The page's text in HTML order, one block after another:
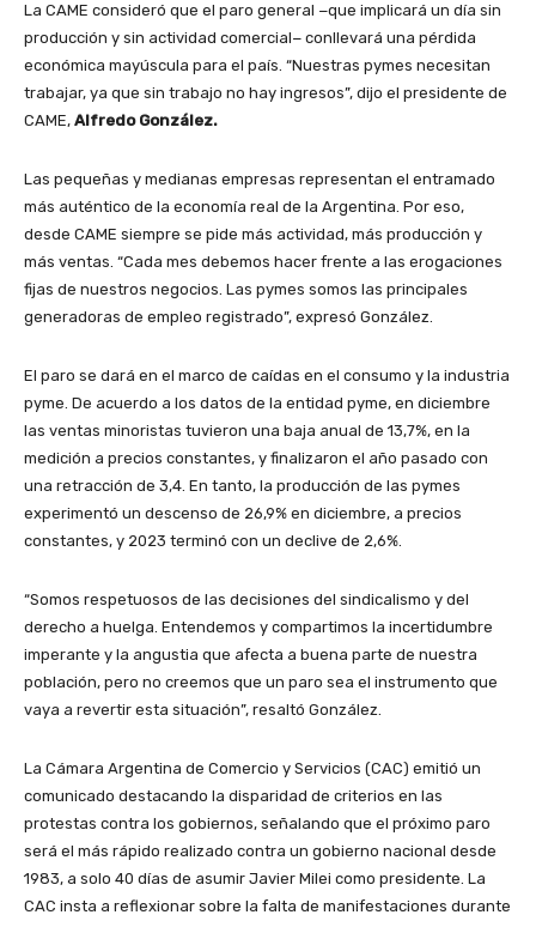
La CAME consideró que el paro general −que implicará un día sin
producción y sin actividad comercial− conllevará una pérdida
económica mayúscula para el país. “Nuestras pymes necesitan
trabajar, ya que sin trabajo no hay ingresos”, dijo el presidente de
CAME, Alfredo González.
Las pequeñas y medianas empresas representan el entramado
más auténtico de la economía real de la Argentina. Por eso,
desde CAME siempre se pide más actividad, más producción y
más ventas. “Cada mes debemos hacer frente a las erogaciones
fijas de nuestros negocios. Las pymes somos las principales
generadoras de empleo registrado”, expresó González.
El paro se dará en el marco de caídas en el consumo y la industria
pyme. De acuerdo a los datos de la entidad pyme, en diciembre
las ventas minoristas tuvieron una baja anual de 13,7%, en la
medición a precios constantes, y finalizaron el año pasado con
una retracción de 3,4. En tanto, la producción de las pymes
experimentó un descenso de 26,9% en diciembre, a precios
constantes, y 2023 terminó con un declive de 2,6%.
“Somos respetuosos de las decisiones del sindicalismo y del
derecho a huelga. Entendemos y compartimos la incertidumbre
imperante y la angustia que afecta a buena parte de nuestra
población, pero no creemos que un paro sea el instrumento que
vaya a revertir esta situación”, resaltó González.
La Cámara Argentina de Comercio y Servicios (CAC) emitió un
comunicado destacando la disparidad de criterios en las
protestas contra los gobiernos, señalando que el próximo paro
será el más rápido realizado contra un gobierno nacional desde
1983, a solo 40 días de asumir Javier Milei como presidente. La
CAC insta a reflexionar sobre la falta de manifestaciones durante